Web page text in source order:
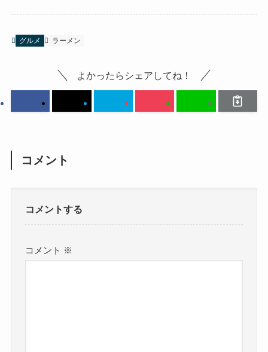
グルメ ラーメン
よかったらシェアしてね！
コメント
コメントする
コメント ※